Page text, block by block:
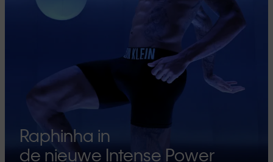
Raphinha in
de nieuwe Intense Power